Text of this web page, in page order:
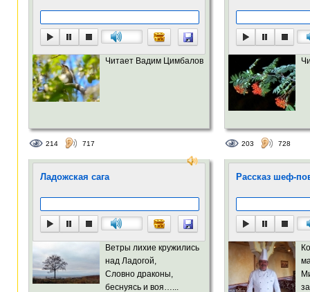
Читает Вадим Цимбалов
214 717 203 728
Ладожская сага
Ветры лихие кружились
над Ладогой,
Словно драконы,
беснуясь и воя…...
Рассказ шеф-